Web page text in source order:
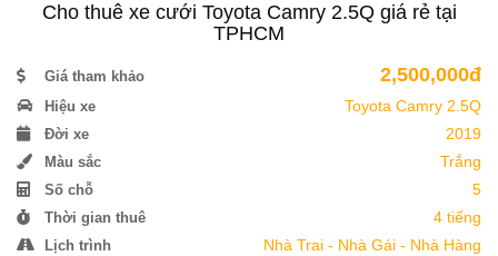
Cho thuê xe cưới Toyota Camry 2.5Q giá rẻ tại
TPHCM
Giá tham khảo 2,500,000đ
Hiệu xe Toyota Camry 2.5Q
Đời xe 2019
Màu sắc Trắng
Số chỗ 5
Thời gian thuê 4 tiếng
Lịch trình Nhà Trai - Nhà Gái - Nhà Hàng